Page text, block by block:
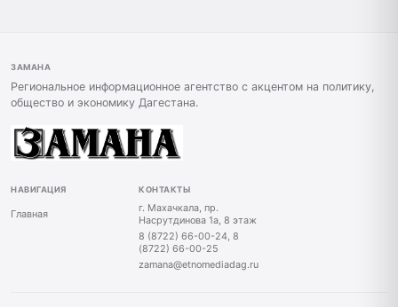
ЗАМАНА
Региональное информационное агентство с акцентом на политику,
общество и экономику Дагестана.
НАВИГАЦИЯ
Главная
КОНТАКТЫ
г. Махачкала, пр.
Насрутдинова 1а, 8 этаж
8 (8722) 66-00-24, 8
(8722) 66-00-25
zamana@etnomediadag.ru